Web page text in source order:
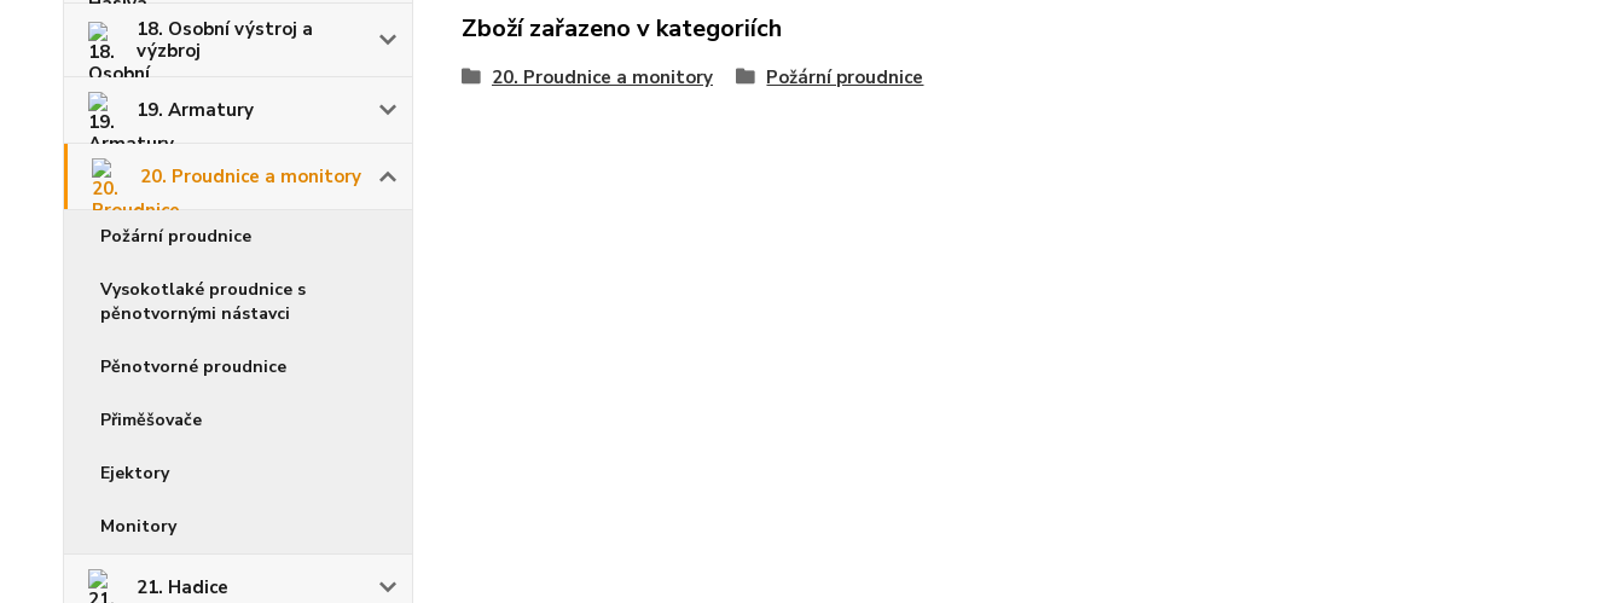
18. Osobní výstroj a
výzbroj
19. Armatury
20. Proudnice a monitory
Požární proudnice
Vysokotlaké proudnice s
pěnotvornými nástavci
Pěnotvorné proudnice
Přiměšovače
Ejektory
Monitory
21. Hadice
Zboží zařazeno v kategoriích
20. Proudnice a monitory Požární proudnice